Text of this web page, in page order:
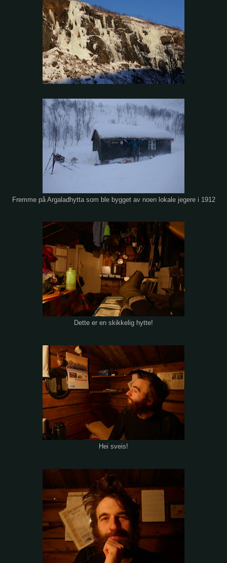
Fremme på Argaladhytta som ble bygget av noen lokale jegere i 1912
Dette er en skikkelig hytte!
Hei sveis!